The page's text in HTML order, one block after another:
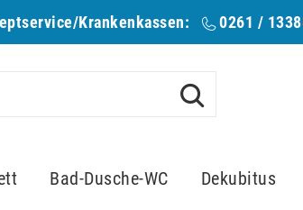
Krankenkassen: 0261 /
Bad-Dusche-WC Dekubitus